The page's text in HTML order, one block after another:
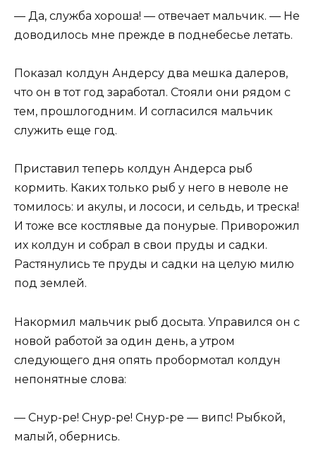
— Да, служба хороша! — отвечает мальчик. — Не
доводилось мне прежде в поднебесье летать.
Показал колдун Андерсу два мешка далеров,
что он в тот год заработал. Стояли они рядом с
тем, прошлогодним. И согласился мальчик
служить еще год.
Приставил теперь колдун Андерса рыб
кормить. Каких только рыб у него в неволе не
томилось: и акулы, и лососи, и сельдь, и треска!
И тоже все костлявые да понурые. Приворожил
их колдун и собрал в свои пруды и садки.
Растянулись те пруды и садки на целую милю
под землей.
Накормил мальчик рыб досыта. Управился он с
новой работой за один день, а утром
следующего дня опять пробормотал колдун
непонятные слова:
— Снур-ре! Снур-ре! Снур-ре — випс! Рыбкой,
малый, обернись.